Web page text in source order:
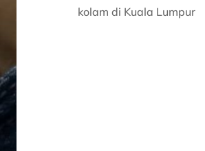
kolam di Kuala Lumpur